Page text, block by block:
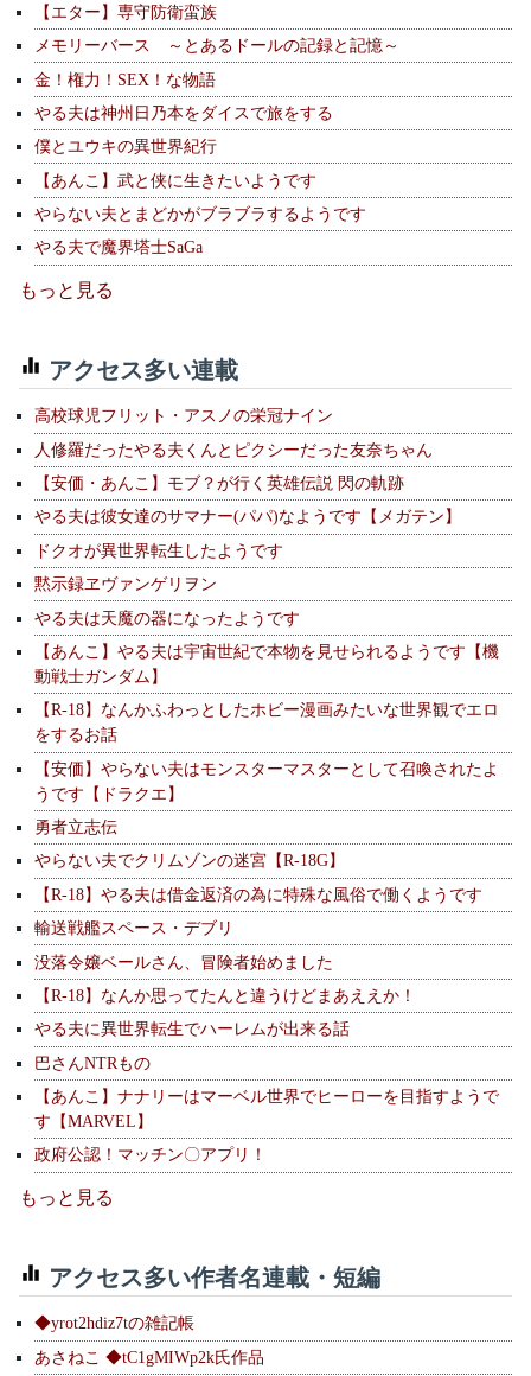
【エター】専守防衛蛮族
メモリーバース ～とあるドールの記録と記憶～
金！権力！SEX！な物語
やる夫は神州日乃本をダイスで旅をする
僕とユウキの異世界紀行
【あんこ】武と侠に生きたいようです
やらない夫とまどかがブラブラするようです
やる夫で魔界塔士SaGa
もっと見る
アクセス多い連載
高校球児フリット・アスノの栄冠ナイン
人修羅だったやる夫くんとピクシーだった友奈ちゃん
【安価・あんこ】モブ？が行く英雄伝説 閃の軌跡
やる夫は彼女達のサマナー(パパ)なようです【メガテン】
ドクオが異世界転生したようです
黙示録ヱヴァンゲリヲン
やる夫は天魔の器になったようです
【あんこ】やる夫は宇宙世紀で本物を見せられるようです【機
動戦士ガンダム】
【R-18】なんかふわっとしたホビー漫画みたいな世界観でエロ
をするお話
【安価】やらない夫はモンスターマスターとして召喚されたよ
うです【ドラクエ】
勇者立志伝
やらない夫でクリムゾンの迷宮【R-18G】
【R-18】やる夫は借金返済の為に特殊な風俗で働くようです
輸送戦艦スペース・デブリ
没落令嬢ベールさん、冒険者始めました
【R-18】なんか思ってたんと違うけどまあええか！
やる夫に異世界転生でハーレムが出来る話
巴さんNTRもの
【あんこ】ナナリーはマーベル世界でヒーローを目指すようで
す【MARVEL】
政府公認！マッチン〇アプリ！
もっと見る
アクセス多い作者名連載・短編
◆yrot2hdiz7tの雑記帳
あさねこ ◆tC1gMIWp2k氏作品